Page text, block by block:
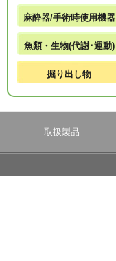
麻酔器/手術時使用機器
魚類・生物(代謝･運動)
掘り出し物
取扱製品